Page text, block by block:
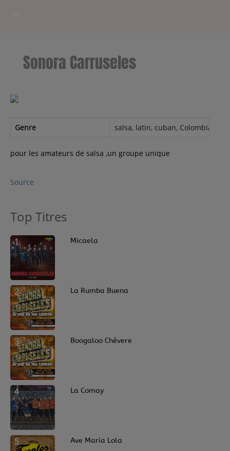
RADIOPLAYER
PODCASTS
CONCOURS
Contact
Contact
Régie Publicitaire
Fréquences
Recherche d'un titre
Sonora Carruseles
Genre salsa, latin, cuban, Colombia,
pour les amateurs de salsa ,un groupe unique
Source
Top Titres
1 Micaela
2 La Rumba Buena
3 Boogaloo Chévere
4 La Comay
5 Ave Maria Lola